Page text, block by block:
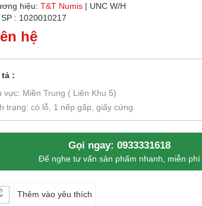
hiệu: T&T Numis | UNC W/H
: 1020010217
hệ
tả :
vực: Miền Trung ( Liên Khu 5)
trạng: có lỗ, 1 nếp gấp, giấy cứng.
Gọi ngay: 0933331618
Để nghe tư vấn sản phẩm nhanh, miễn phí
Thêm vào yêu thích